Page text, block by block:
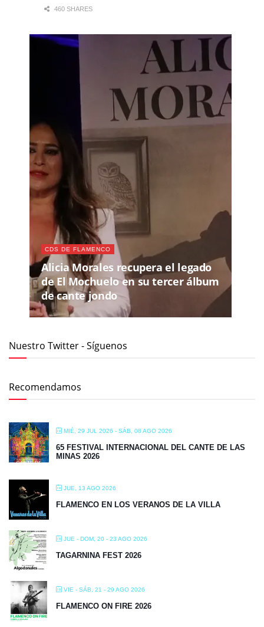
460 SHARES
CDS DE FLAMENCO
Alicia Morales recupera el legado
de El Mochuelo en su tercer álbum
de cante jondo
Nuestro Twitter - Síguenos
Recomendamos
MIÉ, 29 JUL 2026 - SÁB, 08 AGO 2026
65 FESTIVAL INTERNACIONAL DEL CANTE DE LAS
MINAS 2026
JUE, 13 AGO 2026
FLAMENCO EN LOS VERANOS DE LA VILLA
JUE - DOM, 20 - 23 AGO 2026
TAGARNINA FEST 2026
VIE - SÁB, 21 - 29 AGO 2026
FLAMENCO ON FIRE 2026